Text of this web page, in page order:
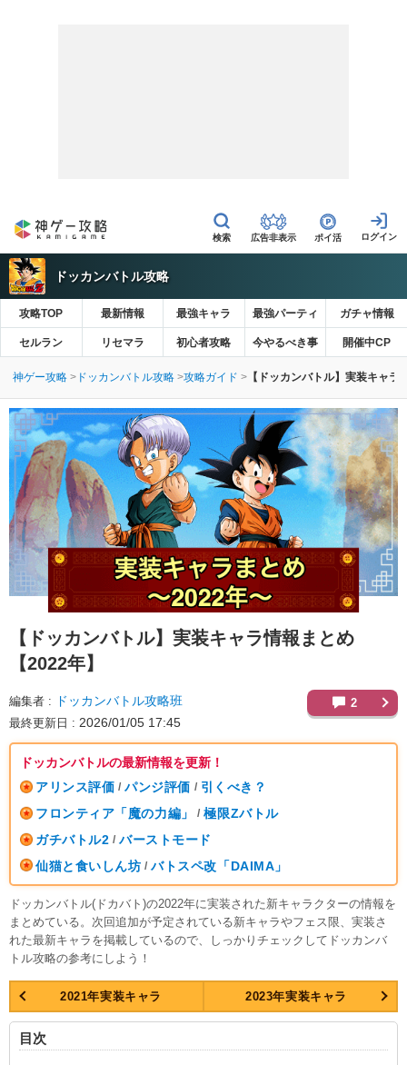
広告非表示 ポイ活
ドッカンバトル攻略
攻略TOP 最新情報 最強キャラ 最強パーティ ガチャ情報
セルラン リセマラ 初心者攻略 今やるべき事 開催中CP
神ゲー攻略 ドッカンバトル攻略 攻略ガイド 【ドッカンバトル】実装キャ
【ドッカンバトル】 実装キャラ情報まとめ
【2022年】
編集者 ドッカンバトル攻略班
最終更新日 2026/01/05 17:45
2
ドッカンバトルの最新情報を更新！
アリンス評価 / パンジ評価 / 引くべき？
フロンティア「魔の力編」
/ 極限Zバトル
ガチバトル2 / バーストモード
仙猫と食いしん坊 / バトスペ改「DAIMA」
ドッカンバトル(ドカバト)の2022年に実装された新キャラクターの情報を
まとめている。次回追加が予定されている新キャラやフェス限、実装さ
れた最新キャラを掲載しているので、しっかりチェックしてドッカンバ
トル攻略の参考にしよう！
2021年実装キャラ 2023年実装キャラ
目次